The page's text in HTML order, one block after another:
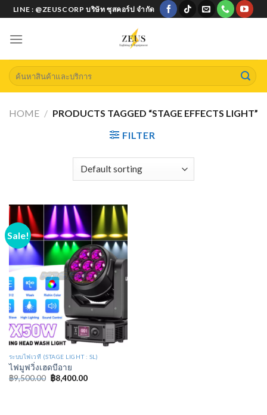
Skip
to
content
LINE : @ZEUSCORP บริษัท ซุสคอร์ป จำกัด
Search
for:
HOME / PRODUCTS TAGGED “STAGE EFFECTS LIGHT”
FILTER
Sale!
ระบบไฟเวที (STAGE LIGHT : SL)
ไฟมูฟวิ่งเฮดบีอาย
฿9,500.00 ฿8,400.00